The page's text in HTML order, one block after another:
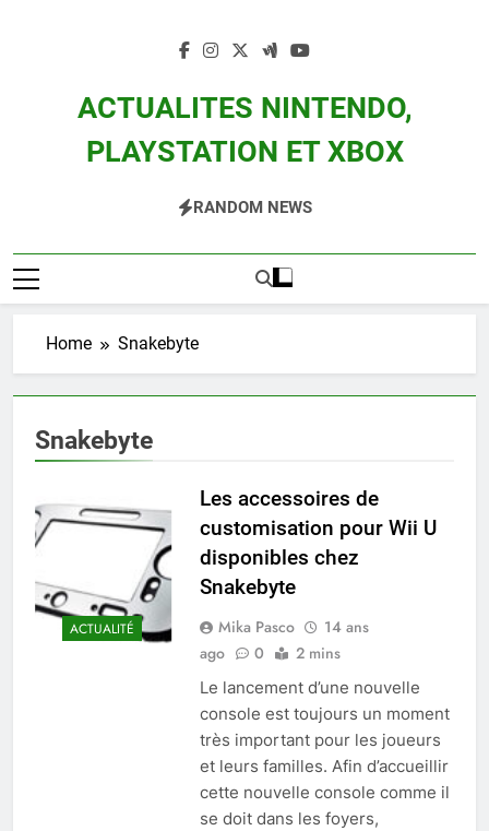
ACTUALITES NINTENDO,
PLAYSTATION ET XBOX
Zelda, Splatoon, Pokemon Entre Autres
RANDOM NEWS
Home Snakebyte
Snakebyte
ACTUALITÉ
Les accessoires de
customisation pour Wii U
disponibles chez
Snakebyte
Mika Pasco
14 ans
ago
0 2 mins
Le lancement d’une nouvelle
console est toujours un moment
très important pour les joueurs
et leurs familles. Afin d’accueillir
cette nouvelle console comme il
se doit dans les foyers,